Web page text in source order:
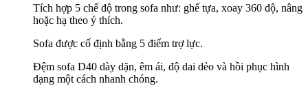
Tích hợp 5 chế độ trong sofa như: ghế tựa, xoay 360 độ, nâng
hoặc hạ theo ý thích.
Sofa được cố định bằng 5 điểm trợ lực.
Đệm sofa D40 dày dặn, êm ái, độ dai dẻo và hồi phục hình
dạng một cách nhanh chóng.